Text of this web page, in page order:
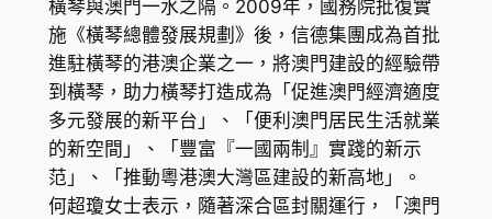
橫琴與澳門一水之隔。2009年，國務院批復實
施《橫琴總體發展規劃》後，信德集團成為首批
進駐橫琴的港澳企業之一，將澳門建設的經驗帶
到橫琴，助力橫琴打造成為「促進澳門經濟適度
多元發展的新平台」、「便利澳門居民生活就業
的新空間」、「豐富『一國兩制』實踐的新示
范」、「推動粵港澳大灣區建設的新高地」。
何超瓊女士表示，隨著深合區封關運行，「澳門